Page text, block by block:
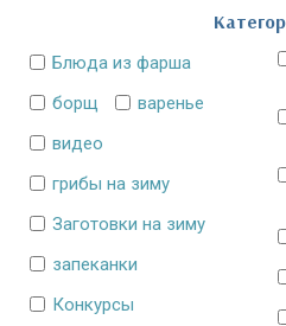
Блюда из фарша
борщ
варенье
видео
грибы на зиму
Заготовки на зиму
запеканки
Конкурсы